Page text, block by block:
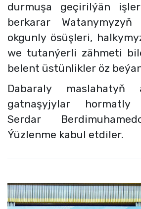
durmuşa geçirilýän
berkarar
okgunly ösüşleri,
we tutanýerli zähmeti
belent üstünlikler öz
Dabaraly maslahatyň
gatnaşyjylar hormatly
Serdar
Ýüzlenme kabul etdiler.